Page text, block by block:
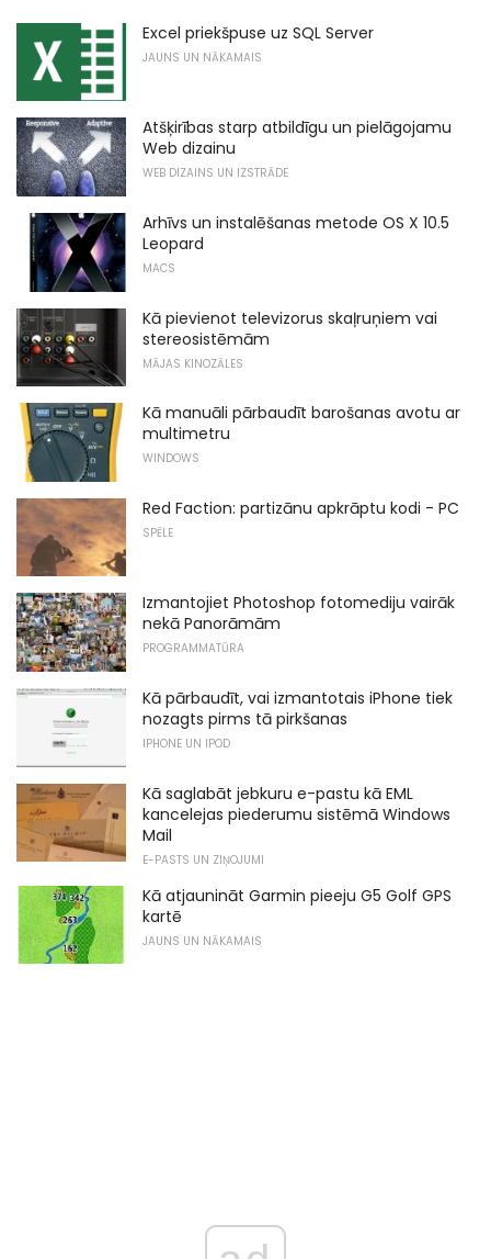
Excel priekšpuse uz SQL Server
JAUNS UN NĀKAMAIS
Atšķirības starp atbildīgu un pielāgojamu
Web dizainu
WEB DIZAINS UN IZSTRĀDE
Arhīvs un instalēšanas metode OS X 10.5
Leopard
MACS
Kā pievienot televizorus skaļruņiem vai
stereosistēmām
MĀJAS KINOZĀLES
Kā manuāli pārbaudīt barošanas avotu ar
multimetru
WINDOWS
Red Faction: partizānu apkrāptu kodi - PC
SPĒLE
Izmantojiet Photoshop fotomediju vairāk
nekā Panorāmām
PROGRAMMATŪRA
Kā pārbaudīt, vai izmantotais iPhone tiek
nozagts pirms tā pirkšanas
IPHONE UN IPOD
Kā saglabāt jebkuru e-pastu kā EML
kancelejas piederumu sistēmā Windows
Mail
E-PASTS UN ZIŅOJUMI
Kā atjaunināt Garmin pieeju G5 Golf GPS
kartē
JAUNS UN NĀKAMAIS